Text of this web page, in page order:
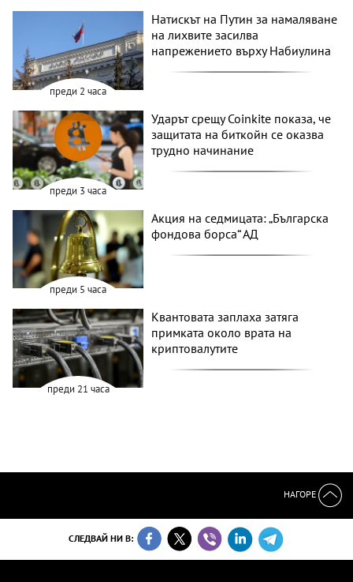
преди 2 часа
Натискът на Путин за намаляване
на лихвите засилва
напрежението върху Набиулина
преди 3 часа
Ударът срещу Coinkite показа, че
защитата на биткойн се оказва
трудно начинание
преди 5 часа
Акция на седмицата: „Българска
фондова борса“ АД
преди 21 часа
Квантовата заплаха затяга
примката около врата на
криптовалутите
НАГОРЕ
СЛЕДВАЙ НИ В: